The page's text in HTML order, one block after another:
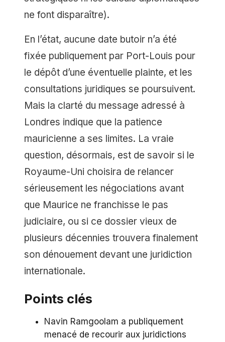
ne font disparaître).
En l’état, aucune date butoir n’a été
fixée publiquement par Port-Louis pour
le dépôt d’une éventuelle plainte, et les
consultations juridiques se poursuivent.
Mais la clarté du message adressé à
Londres indique que la patience
mauricienne a ses limites. La vraie
question, désormais, est de savoir si le
Royaume-Uni choisira de relancer
sérieusement les négociations avant
que Maurice ne franchisse le pas
judiciaire, ou si ce dossier vieux de
plusieurs décennies trouvera finalement
son dénouement devant une juridiction
internationale.
Points clés
Navin Ramgoolam a publiquement
menacé de recourir aux juridictions